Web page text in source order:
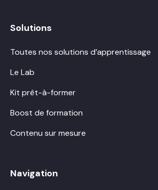
Solutions
Toutes nos solutions d’apprentissage
Le Lab
Kit prêt-à-former
Boost de formation
Contenu sur mesure
Navigation